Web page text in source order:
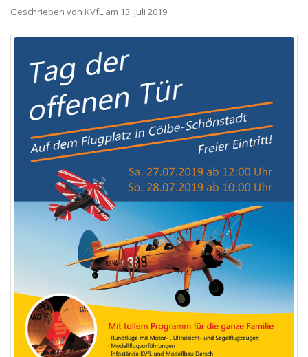
Geschrieben von KVfL am 13. Juli 2019